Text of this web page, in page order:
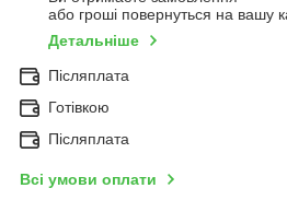
або гроші повернуться на вашу
Детальніше
Післяплата
Готівкою
Післяплата
Всі умови оплати